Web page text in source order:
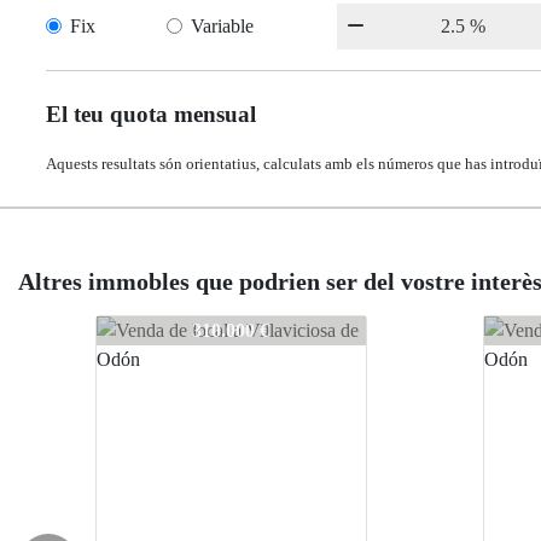
Fix Variable
El teu quota mensual
Aquests resultats són orientatius, calculats amb els números que has
Altres immobles que podrien ser del vostre interès
4018
310.000 € 4018
4018